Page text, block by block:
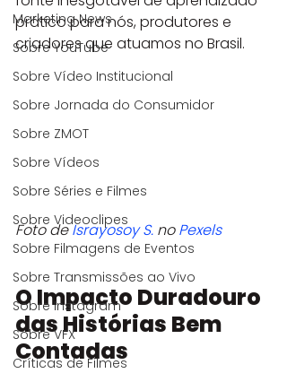
Marketing News
Sobre YouTube
Sobre Vídeo Institucional
Sobre Jornada do Consumidor
Sobre ZMOT
Sobre Vídeos
Sobre Séries e Filmes
Sobre Videoclipes
Sobre Filmagens de Eventos
Sobre Transmissões ao Vivo
Sobre Instagram
Sobre VFX
Críticas de Filmes
prático para nós, produtores e
criadores que atuamos no Brasil.
Foto de Israyosoy S. no Pexels
O Impacto Duradouro
das Histórias Bem
Contadas